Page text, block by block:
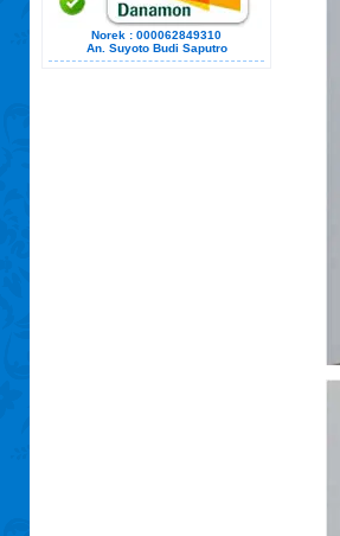
Norek : 000062849310
An. Suyoto Budi Saputro